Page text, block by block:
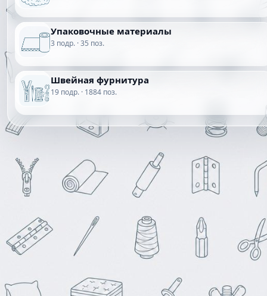
Упаковочные материалы
3 подр. · 35 поз.
Швейная фурнитура
19 подр. · 1884 поз.